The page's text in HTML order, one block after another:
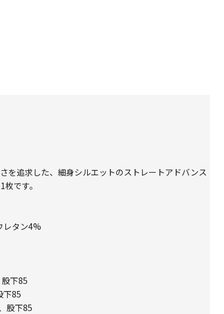
を追求した、細身シルエットのストレートアドバンス
です。
タン4%
下85
下85
股下85